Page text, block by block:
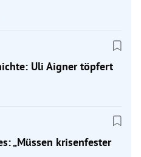
Uli Aigner töpfert
„Müssen krisenfester